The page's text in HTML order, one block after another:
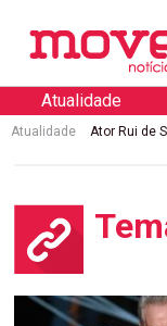
Atualidade
Atualidade Ator Rui de